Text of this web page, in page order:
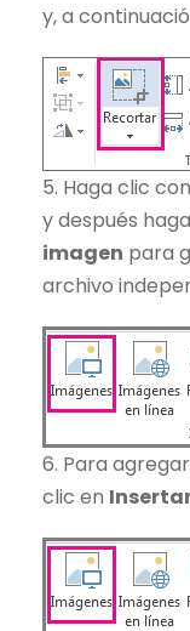
y, a
5. Haga clic
y después
imagen para
archivo
6. Para
clic en